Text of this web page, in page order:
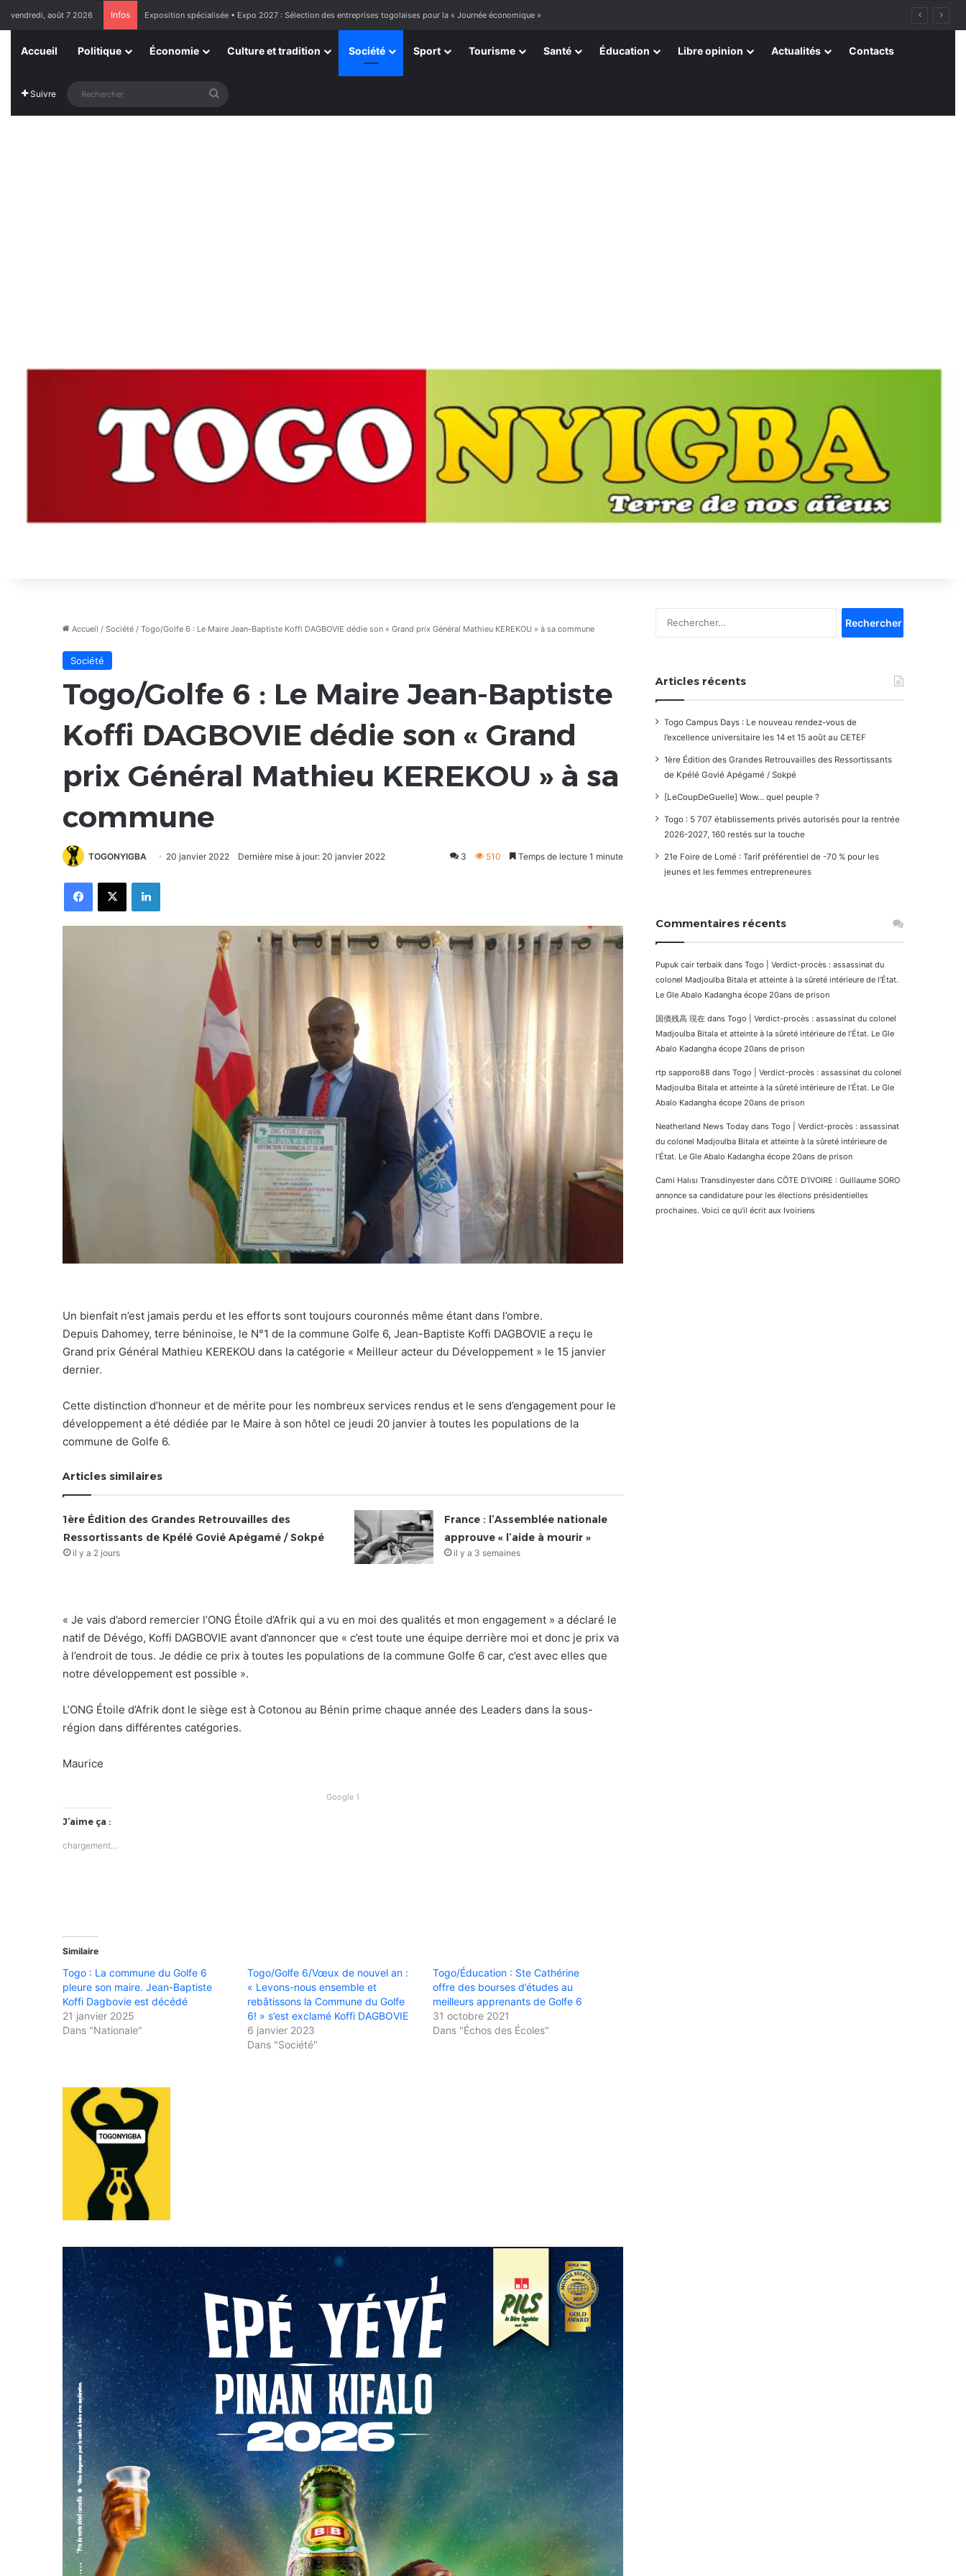
vendredi, août 7 2026 Infos Exposition spécialisée • Expo 2027 : Sélection des entreprises togolaises pour la « Journée économique »
Accueil Politique Économie Culture et tradition Société Sport Tourisme Santé Éducation Libre opinion Actualités Contacts
Suivre
Accueil / Société / Togo/Golfe 6 : Le Maire Jean-Baptiste Koffi DAGBOVIE dédie son « Grand prix Général Mathieu KEREKOU » à sa commune
Société
Togo/Golfe 6 : Le Maire Jean-Baptiste
Koffi DAGBOVIE dédie son « Grand
prix Général Mathieu KEREKOU » à sa
commune
TOGONYIGBA 20 janvier 2022 Dernière mise à jour: 20 janvier 2022 3 510 Temps de lecture 1 minute
FacebookX Linkedin
Un bienfait n’est jamais perdu et les efforts sont toujours couronnés même étant dans l’ombre.
Depuis Dahomey, terre béninoise, le N°1 de la commune Golfe 6, Jean-Baptiste Koffi DAGBOVIE a reçu le
Grand prix Général Mathieu KEREKOU dans la catégorie « Meilleur acteur du Développement » le 15 janvier
dernier.
Cette distinction d’honneur et de mérite pour les nombreux services rendus et le sens d’engagement pour le
développement a été dédiée par le Maire à son hôtel ce jeudi 20 janvier à toutes les populations de la
commune de Golfe 6.
Articles similaires
1ère Édition des Grandes Retrouvailles des
Ressortissants de Kpélé Govié Apégamé / Sokpé
il y a 2 jours
France : l’Assemblée nationale
approuve « l’aide à mourir »
il y a 3 semaines
« Je vais d’abord remercier l’ONG Étoile d’Afrik qui a vu en moi des qualités et mon engagement » a déclaré le
natif de Dévégo, Koffi DAGBOVIE avant d’annoncer que « c’est toute une équipe derrière moi et donc je prix va
à l’endroit de tous. Je dédie ce prix à toutes les populations de la commune Golfe 6 car, c’est avec elles que
notre développement est possible ».
L’ONG Étoile d’Afrik dont le siège est à Cotonou au Bénin prime chaque année des Leaders dans la sous-
région dans différentes catégories.
Maurice
Google 1
J’aime ça :
chargement…
Similaire
Togo : La commune du Golfe 6
pleure son maire. Jean-Baptiste
Koffi Dagbovie est décédé
21 janvier 2025
Dans "Nationale"
Togo/Golfe 6/Vœux de nouvel an :
« Levons-nous ensemble et
rebâtissons la Commune du Golfe
6! » s’est exclamé Koffi DAGBOVIE
6 janvier 2023
Dans "Société"
Togo/Éducation : Ste Cathérine
offre des bourses d’études au
meilleurs apprenants de Golfe 6
31 octobre 2021
Dans "Échos des Écoles"
Articles récents
Togo Campus Days : Le nouveau rendez-vous de
l’excellence universitaire les 14 et 15 août au CETEF
1ère Édition des Grandes Retrouvailles des Ressortissants
de Kpélé Govié Apégamé / Sokpé
[LeCoupDeGuelle] Wow… quel peuple ?
Togo : 5 707 établissements privés autorisés pour la rentrée
2026-2027, 160 restés sur la touche
21e Foire de Lomé : Tarif préférentiel de -70 % pour les
jeunes et les femmes entrepreneures
Commentaires récents
Pupuk cair terbaik dans Togo | Verdict-procès : assassinat du
colonel Madjoulba Bitala et atteinte à la sûreté intérieure de l’État.
Le Gle Abalo Kadangha écope 20ans de prison
国債残高 現在 dans Togo | Verdict-procès : assassinat du colonel
Madjoulba Bitala et atteinte à la sûreté intérieure de l’État. Le Gle
Abalo Kadangha écope 20ans de prison
rtp sapporo88 dans Togo | Verdict-procès : assassinat du colonel
Madjoulba Bitala et atteinte à la sûreté intérieure de l’État. Le Gle
Abalo Kadangha écope 20ans de prison
Neatherland News Today dans Togo | Verdict-procès : assassinat
du colonel Madjoulba Bitala et atteinte à la sûreté intérieure de
l’État. Le Gle Abalo Kadangha écope 20ans de prison
Cami Halısı Transdinyester dans CÔTE D’IVOIRE : Guillaume SORO
annonce sa candidature pour les élections présidentielles
prochaines. Voici ce qu’il écrit aux Ivoiriens